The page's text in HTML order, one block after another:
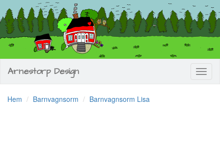
Arnestorp Design
Hem Barnvagnsorm Barnvagnsorm Lisa